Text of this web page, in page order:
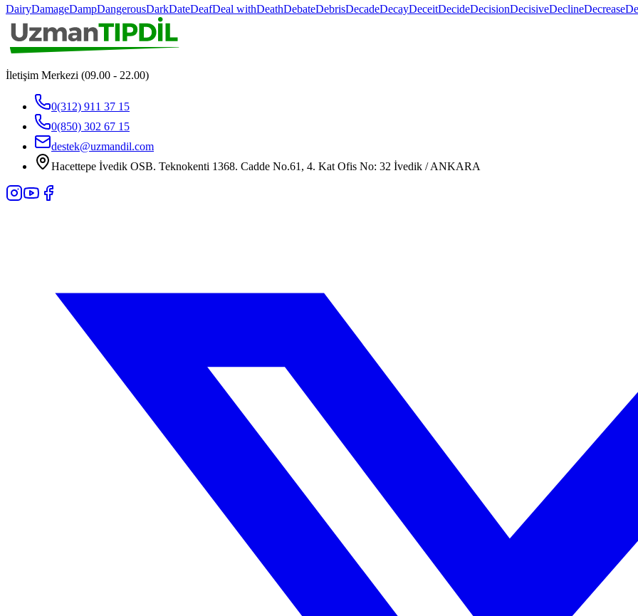
DairyDamageDampDangerousDarkDateDeafDeal withDeathDebateDebrisDecadeDecayDeceitDecideDecisionDecisiveDeclineDecrease
İletişim Merkezi (09.00 - 22.00)
0(312) 911 37 15
0(850) 302 67 15
destek@uzmandil.com
Hacettepe İvedik OSB. Teknokenti 1368. Cadde No.61, 4. Kat Ofis No: 32 İvedik / ANKARA